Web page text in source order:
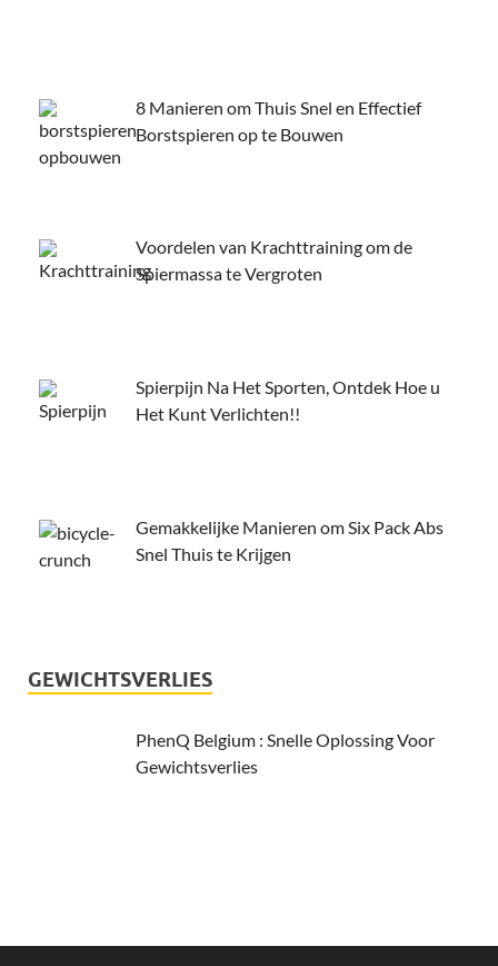
8 Manieren om Thuis Snel en Effectief
Borstspieren op te Bouwen
Voordelen van Krachttraining om de
Spiermassa te Vergroten
Spierpijn Na Het Sporten, Ontdek Hoe u
Het Kunt Verlichten!!
Gemakkelijke Manieren om Six Pack Abs
Snel Thuis te Krijgen
GEWICHTSVERLIES
PhenQ Belgium : Snelle Oplossing Voor
Gewichtsverlies